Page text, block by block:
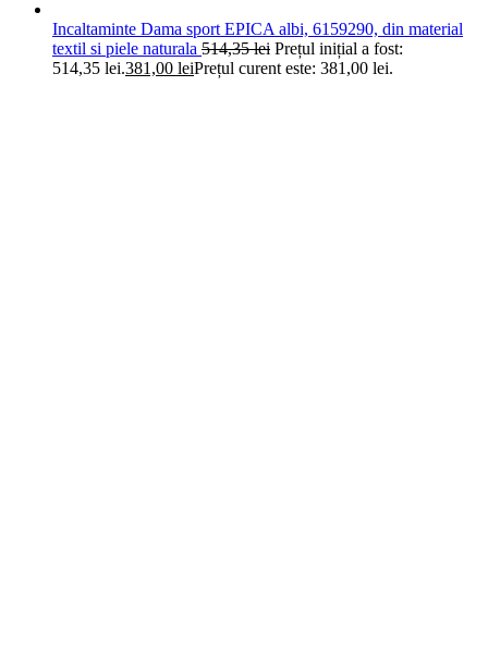
Incaltaminte Dama sport EPICA albi, 6159290, din material
textil si piele naturala 514,35lei Prețul inițial a fost:
514,35 lei.381,00 leiPrețul curent este: 381,00 lei.